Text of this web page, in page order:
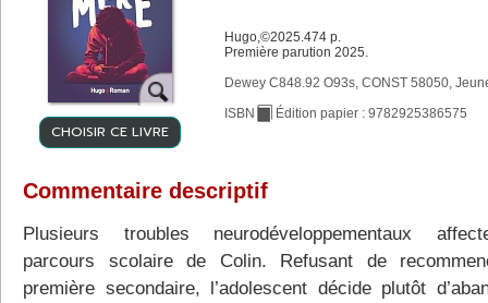
CHOISIR CE LIVRE
Hugo,©2025.474 p.
Première parution 2025.
Dewey C848.92 O93s, CONST 58050,
ISBN Édition papier : 9782925386575
Commentaire descriptif
Plusieurs troubles neurodéveloppementaux
parcours scolaire de Colin. Refusant de
première secondaire, l’adolescent décide plutôt